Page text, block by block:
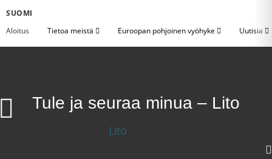
SUOMI
Aloitus
Tietoa meistä Euroopan pohjoinen vyöhyke Uutisia
Tule ja seuraa minua – Lito